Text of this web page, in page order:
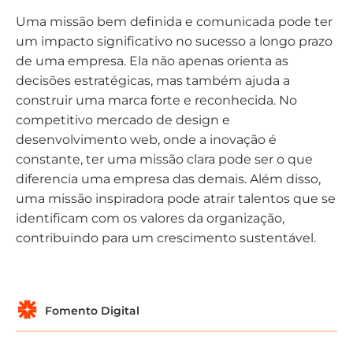
Uma missão bem definida e comunicada pode ter
um impacto significativo no sucesso a longo prazo
de uma empresa. Ela não apenas orienta as
decisões estratégicas, mas também ajuda a
construir uma marca forte e reconhecida. No
competitivo mercado de design e
desenvolvimento web, onde a inovação é
constante, ter uma missão clara pode ser o que
diferencia uma empresa das demais. Além disso,
uma missão inspiradora pode atrair talentos que se
identificam com os valores da organização,
contribuindo para um crescimento sustentável.
Fomento Digital